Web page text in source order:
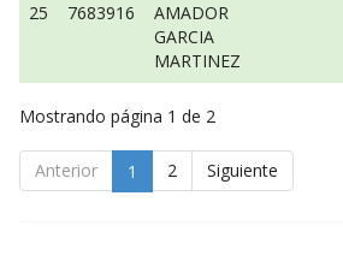
25
7683916
AMADOR
GARCIA
MARTINEZ
Mostrando página 1 de 2
Anterior 1 2 Siguiente